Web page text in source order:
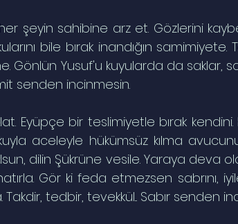
şeyin sahibine arz et. Gözlerini
bile bırak inandığın
Gönlün Yusuf'u kuyularda da saklar,
senden incinmesin.
Eyüpçe bir teslimiyetle bırak
aceleyle hükümsüz kılma
dilin Şükrüne vesile. Yaraya deva
Gör ki feda etmezsen sabrını,
tedbir, tevekkül... Sabır senden